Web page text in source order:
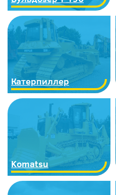
Катерпиллер
Komatsu